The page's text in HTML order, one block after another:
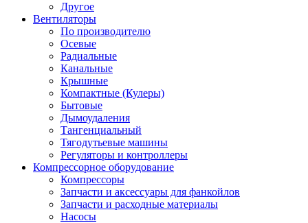
Другое
Вентиляторы
По производителю
Осевые
Радиальные
Канальные
Крышные
Компактные (Кулеры)
Бытовые
Дымоудаления
Тангенциальный
Тягодутьевые машины
Регуляторы и контроллеры
Компрессорное оборудование
Компрессоры
Запчасти и аксессуары для фанкойлов
Запчасти и расходные материалы
Насосы